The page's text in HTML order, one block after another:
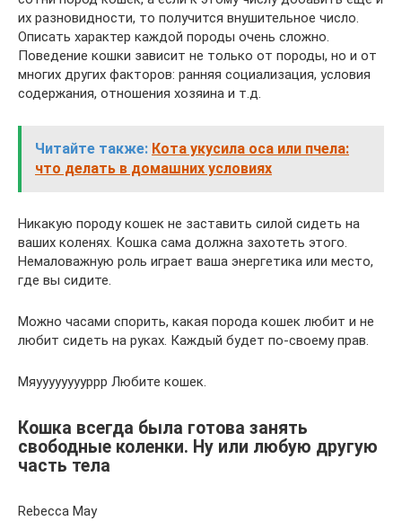
их разновидности, то получится внушительное число.
Описать характер каждой породы очень сложно.
Поведение кошки зависит не только от породы, но и от
многих других факторов: ранняя социализация, условия
содержания, отношения хозяина и т.д.
Читайте также: Кота укусила оса или пчела:
что делать в домашних условиях
Никакую породу кошек не заставить силой сидеть на
ваших коленях. Кошка сама должна захотеть этого.
Немаловажную роль играет ваша энергетика или место,
где вы сидите.
Можно часами спорить, какая порода кошек любит и не
любит сидеть на руках. Каждый будет по-своему прав.
Мяууууууууррр Любите кошек.
Кошка всегда была готова занять
свободные коленки. Ну или любую другую
часть тела
Rebecca May